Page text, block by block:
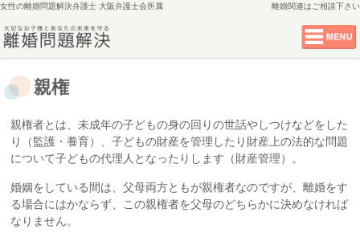
親権
親権者とは、未成年の子どもの身の回りの世話やしつけなどをした
り（監護・養育）、子どもの財産を管理したり財産上の法的な問題
について子どもの代理人となったりします（財産管理）。
婚姻をしている間は、父母両方ともが親権者なのですが、離婚をす
る場合にはかならず、この親権者を父母のどちらかに決めなければ
なりません。
女性の離婚問題解決弁護士 大阪弁護士会所属 離婚関連はご相談下さい